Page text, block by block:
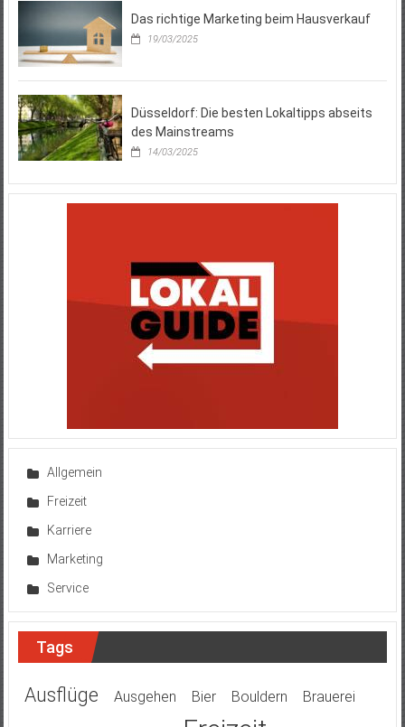
Das richtige Marketing beim Hausverkauf
19/03/2025
Düsseldorf: Die besten Lokaltipps abseits
des Mainstreams
14/03/2025
Allgemein
Freizeit
Karriere
Marketing
Service
Tags
Ausflüge Ausgehen Bier Bouldern Brauerei